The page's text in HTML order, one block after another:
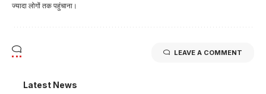
ज्यादा लोगों तक पहुंचाना।
LEAVE A COMMENT
Latest News